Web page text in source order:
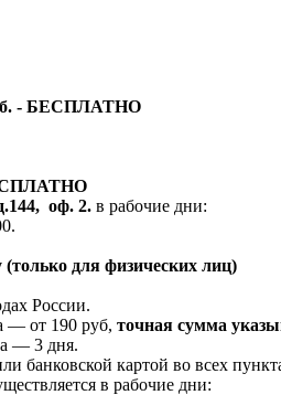
- БЕСПЛАТНО
оф. 2. в рабочие дни:
для физических лиц)
России.
— от 190 руб, точная сумма
— 3 дня.
банковской картой во всех
в рабочие дни: